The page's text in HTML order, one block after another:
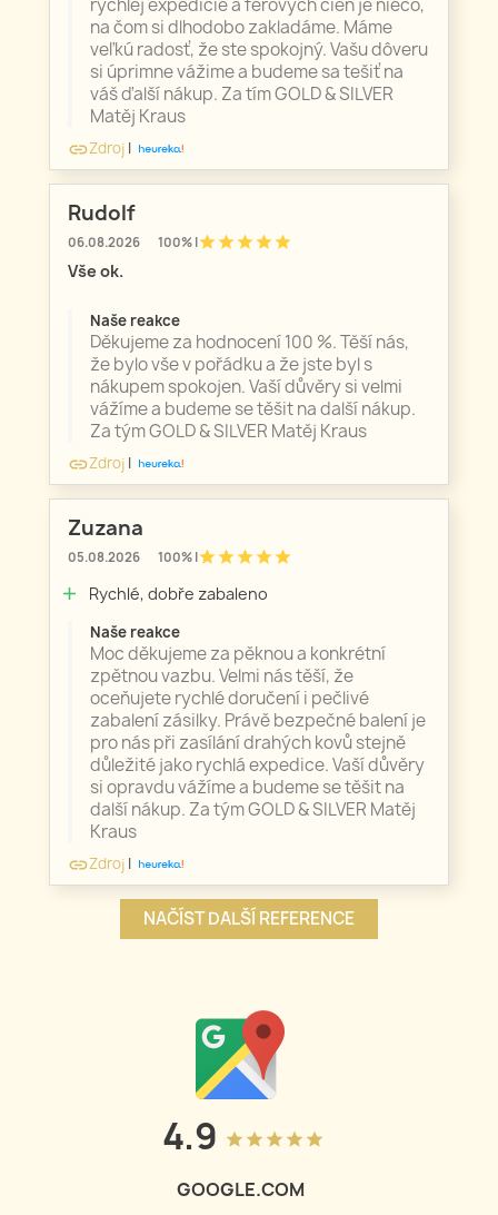
rýchlej expedície a férových cien je niečo,
na čom si dlhodobo zakladáme. Máme
veľkú radosť, že ste spokojný. Vašu dôveru
si úprimne vážime a budeme sa tešiť na
váš ďalší nákup. Za tím GOLD & SILVER
Matěj Kraus
linkZdroj |
Rudolf
06.08.2026 100% |starstarstarstarstar
Vše ok.
Naše reakce
Děkujeme za hodnocení 100 %. Těší nás,
že bylo vše v pořádku a že jste byl s
nákupem spokojen. Vaší důvěry si velmi
vážíme a budeme se těšit na další nákup.
Za tým GOLD & SILVER Matěj Kraus
linkZdroj |
Zuzana
05.08.2026 100% |starstarstarstarstar
add Rychlé, dobře zabaleno
Naše reakce
Moc děkujeme za pěknou a konkrétní
zpětnou vazbu. Velmi nás těší, že
oceňujete rychlé doručení i pečlivé
zabalení zásilky. Právě bezpečné balení je
pro nás při zasílání drahých kovů stejně
důležité jako rychlá expedice. Vaší důvěry
si opravdu vážíme a budeme se těšit na
další nákup. Za tým GOLD & SILVER Matěj
Kraus
linkZdroj |
NAČÍST DALŠÍ REFERENCE
4.9 grade grade grade grade grade
GOOGLE.COM